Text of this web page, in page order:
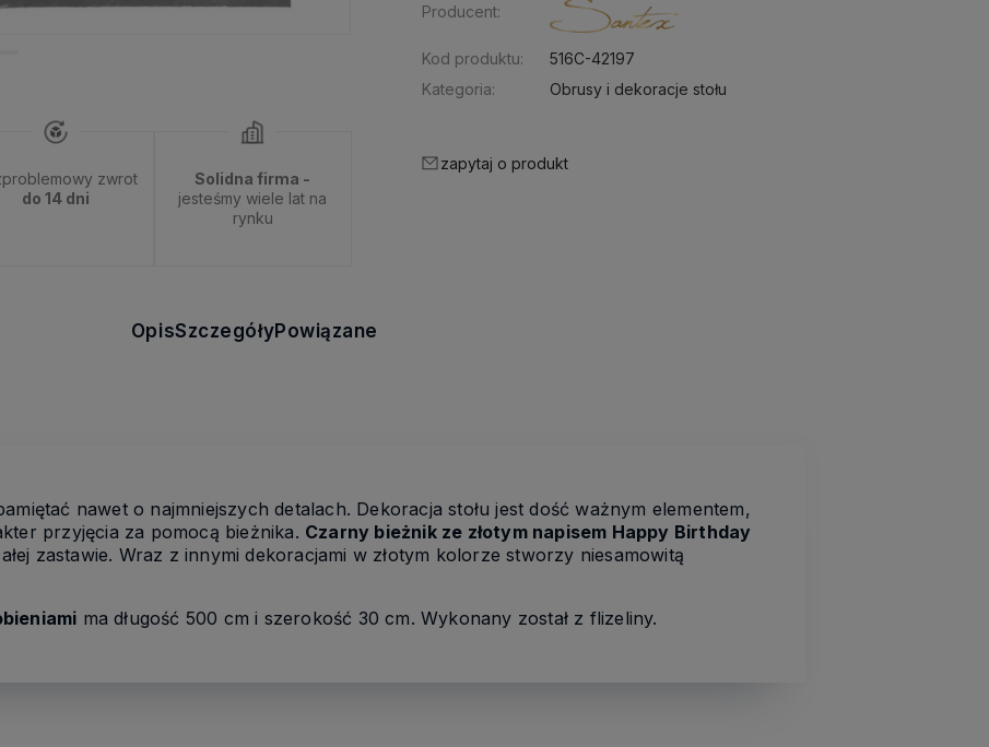
zwrot
do 14 dni
Solidna firma -
jesteśmy wiele lat na
rynku
Producent:
Kod produktu:
516C-42197
Kategoria:
Obrusy i dekoracje stołu
zapytaj o produkt
OpisSzczegółyPowiązane
nawet o najmniejszych detalach. Dekoracja stołu jest dość ważnym elementem,
przyjęcia za pomocą bieżnika. Czarny bieżnik ze złotym napisem Happy Birthday
zastawie. Wraz z innymi dekoracjami w złotym kolorze stworzy niesamowitą
ma długość 500 cm i szerokość 30 cm. Wykonany został z flizeliny.